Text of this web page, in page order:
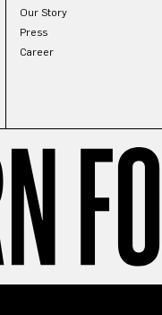
Our Story
Press
Career